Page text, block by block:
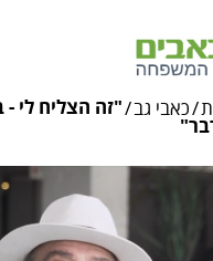
/כאבי גב/"זה הצליח לי -